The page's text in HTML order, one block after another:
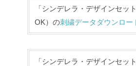
「シンデレラ・デザインセッ
OK）の刺繍データダウンロー
「シンデレラ・デザインセッ